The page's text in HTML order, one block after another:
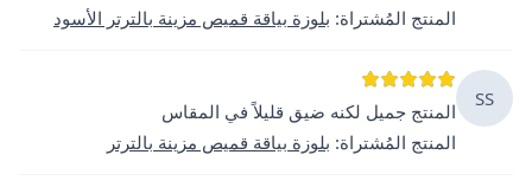
المنتج المُشتراة: بلوزة بياقة قميص مزينة بالترتر الأسود
SS
المنتج جميل لكنه ضيق قليلاً في المقاس
المنتج المُشتراة: بلوزة بياقة قميص مزينة بالترتر